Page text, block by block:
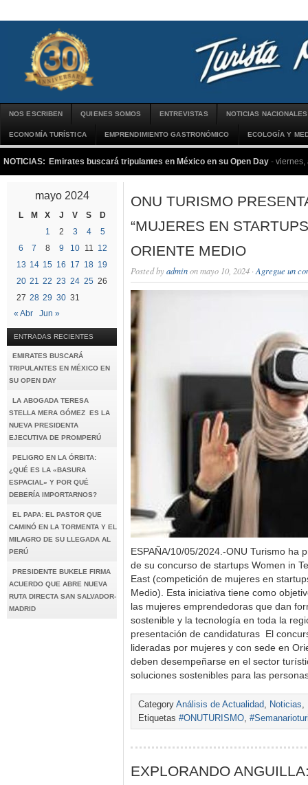
NOS ESCRIBEN QUIENES SOMOS ENTREVISTAS NOTICIAS NACIONALES
ECONOMÍA TURÍSTICA EMPRENDIMIENTO GASTRONÓMICO ECOLOGÍA Y
NOTICIAS: Emirates buscará tripulantes en México en su Open Day - viernes,
mayo 2024
L M X J V S
D
1
2 3 4
5
6
7 8 9 10 11 12
13 14 15 16 17 18 19
20 21 22 23 24 25 26
27 28 29 30 31
« Abr
Jun »
ENTRADAS RECIENTES
EMIRATES BUSCARÁ
TRIPULANTES EN MÉXICO EN
SU OPEN DAY
LA ABOGADA TERESA
STELLA MERA GÓMEZ ES LA
NUEVA PRESIDENTA
EJECUTIVA DE PROMPERÚ
PELIGRO EN LA ÓRBITA:
¿QUÉ ES LA «BASURA
ESPACIAL» Y POR QUÉ
DEBERÍA IMPORTARNOS?
EL PAPA: EL PASTOR QUE
CAMINÓ EN LA TORMENTA Y EL
MILAGRO DE SU LLEGADA AL
PERÚ
PRESIDENTE BUKELE FIRMA
ACUERDO QUE ABRE NUEVA
RUTA DIRECTA SAN SALVADOR-
MADRID
ONU TURISMO
“MUJERES EN
ORIENTE MEDIO
Posted byadminon mayo 10, 2024 · Agregue un
ESPAÑA/10/05/2024.-ONU Turismo ha
de su concurso de startups Women in
East (competición de mujeres en
Medio). Esta iniciativa tiene como
las mujeres emprendedoras que dan
sostenible y la tecnología en toda la
presentación de candidaturas El
lideradas por mujeres y con sede en
deben desempeñarse en el sector
soluciones sostenibles para las
Category Análisis de Actualidad, Noticias,
Etiquetas #ONUTURISMO,
EXPLORANDO